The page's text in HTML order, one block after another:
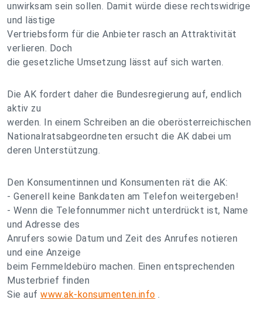
unwirksam sein sollen. Damit würde diese rechtswidrige
und lästige
Vertriebsform für die Anbieter rasch an Attraktivität
verlieren. Doch
die gesetzliche Umsetzung lässt auf sich warten.
Die AK fordert daher die Bundesregierung auf, endlich
aktiv zu
werden. In einem Schreiben an die oberösterreichischen
Nationalratsabgeordneten ersucht die AK dabei um
deren Unterstützung.
Den Konsumentinnen und Konsumenten rät die AK:
- Generell keine Bankdaten am Telefon weitergeben!
- Wenn die Telefonnummer nicht unterdrückt ist, Name
und Adresse des
Anrufers sowie Datum und Zeit des Anrufes notieren
und eine Anzeige
beim Fernmeldebüro machen. Einen entsprechenden
Musterbrief finden
Sie auf www.ak-konsumenten.info .